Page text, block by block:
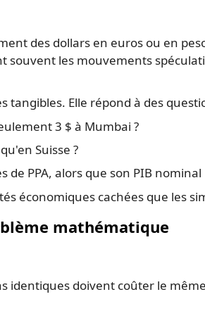
des dollars en euros ou en
les mouvements
tangibles. Elle répond à des
3 $ à Mumbai ?
Suisse ?
de PPA, alors que son PIB
économiques cachées que les
mathématique
identiques doivent coûter le